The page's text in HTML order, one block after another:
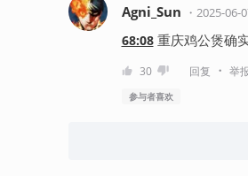
Agni_Sun ・ 2025-06-
68:08重庆鸡公煲确
30 回复 ・ 举
参与者喜欢